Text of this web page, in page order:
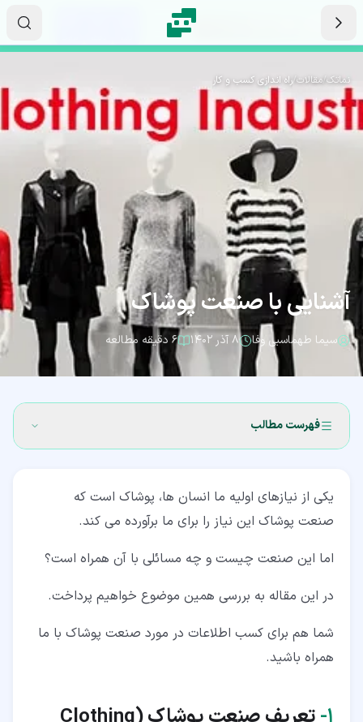
نماتک/مقالات/راه اندازی کسب و کار
آشنایی با صنعت پوشاک
سیما طهماسبی وفا ۸ آذر ۱۴۰۲ ۶ دقیقه مطالعه
فهرست مطالب
۲‏- تاریخچه صنعت پوشاک
۴‏- استاندارد های صنایع مد و پوشاک
۵‏- جغرافیای صنعت پوشاک
یکی از نیازهای اولیه ما انسان ها، پوشاک است که
صنعت پوشاک این نیاز را برای ما برآورده می کند.
اما این صنعت چیست و چه مسائلی با آن همراه است؟
در این مقاله به بررسی همین موضوع خواهیم پرداخت.
شما هم برای کسب اطلاعات در مورد صنعت پوشاک با ما
همراه باشید.